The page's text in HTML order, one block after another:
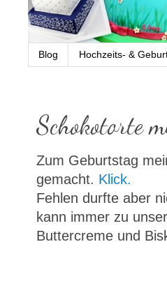
Blog Hochzeits- &
Schokotorte
Zum Geburtstag
gemacht. Klick.
Fehlen durfte aber
kann immer zu
Buttercreme und